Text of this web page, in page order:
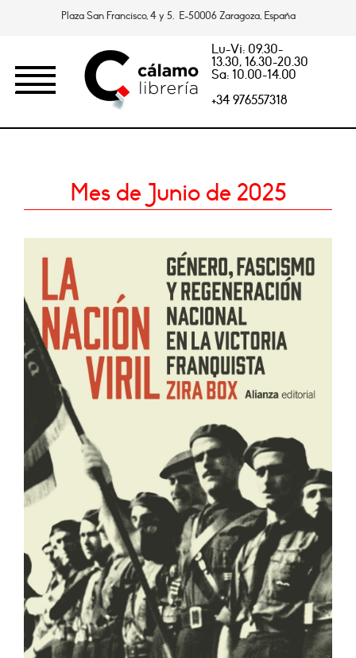
Plaza San Francisco, 4 y 5. E-50006 Zaragoza, España
Lu-Vi: 09.30-
13.30, 16.30-20.30
Sa: 10.00-14.00
+34 976557318
Mes de Junio de 2025